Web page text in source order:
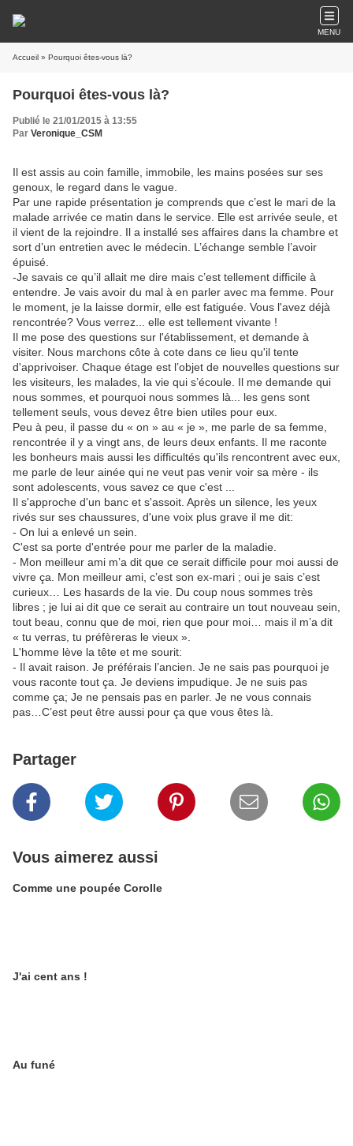
MENU
Accueil » Pourquoi êtes-vous là?
Pourquoi êtes-vous là?
Publié le 21/01/2015 à 13:55
Par Veronique_CSM
Il est assis au coin famille, immobile, les mains posées sur ses
genoux, le regard dans le vague.
Par une rapide présentation je comprends que c’est le mari de la
malade arrivée ce matin dans le service. Elle est arrivée seule, et
il vient de la rejoindre. Il a installé ses affaires dans la chambre et
sort d’un entretien avec le médecin. L’échange semble l’avoir
épuisé.
-Je savais ce qu’il allait me dire mais c’est tellement difficile à
entendre. Je vais avoir du mal à en parler avec ma femme. Pour
le moment, je la laisse dormir, elle est fatiguée. Vous l'avez déjà
rencontrée? Vous verrez... elle est tellement vivante !
Il me pose des questions sur l'établissement, et demande à
visiter. Nous marchons côte à cote dans ce lieu qu'il tente
d'apprivoiser. Chaque étage est l’objet de nouvelles questions sur
les visiteurs, les malades, la vie qui s’écoule. Il me demande qui
nous sommes, et pourquoi nous sommes là... les gens sont
tellement seuls, vous devez être bien utiles pour eux.
Peu à peu, il passe du « on » au « je », me parle de sa femme,
rencontrée il y a vingt ans, de leurs deux enfants. Il me raconte
les bonheurs mais aussi les difficultés qu'ils rencontrent avec eux,
me parle de leur ainée qui ne veut pas venir voir sa mère - ils
sont adolescents, vous savez ce que c'est ...
Il s'approche d'un banc et s'assoit. Après un silence, les yeux
rivés sur ses chaussures, d'une voix plus grave il me dit:
- On lui a enlevé un sein.
C'est sa porte d'entrée pour me parler de la maladie.
- Mon meilleur ami m’a dit que ce serait difficile pour moi aussi de
vivre ça. Mon meilleur ami, c’est son ex-mari ; oui je sais c’est
curieux… Les hasards de la vie. Du coup nous sommes très
libres ; je lui ai dit que ce serait au contraire un tout nouveau sein,
tout beau, connu que de moi, rien que pour moi… mais il m’a dit
« tu verras, tu préfèreras le vieux ».
L'homme lève la tête et me sourit:
- Il avait raison. Je préférais l’ancien. Je ne sais pas pourquoi je
vous raconte tout ça. Je deviens impudique. Je ne suis pas
comme ça; Je ne pensais pas en parler. Je ne vous connais
pas…C’est peut être aussi pour ça que vous êtes là.
Partager
Vous aimerez aussi
Comme une poupée Corolle
J'ai cent ans !
Au funé